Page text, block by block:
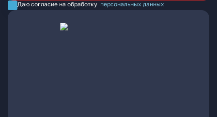
Даю согласие на обработку персональных данных